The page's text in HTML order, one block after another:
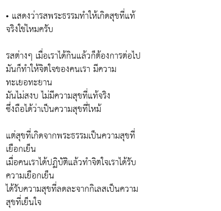
• แสดงว่ารสพระธรรมทำให้เกิดสุขที่แท้
จริงใช่ไหมครับ
รสต่างๆ เมื่อเราได้กินแล้วก็ต้องการต่อไป
มันก็ทำให้จิตใจของคนเรา มีความ
ทะเยอทะยาน
มันไม่สงบ ไม่มีความสุขที่แท้จริง
ซึ่งถือได้ว่าเป็นความสุขที่ไหม้
แต่สุขที่เกิดจากพระธรรมเป็นความสุขที่
เยือกเย็น
เมื่อคนเราได้ปฏิบัติแล้วทำจิตใจเราได้รับ
ความเยือกเย็น
ได้รับความสุขที่ลดละจากกิเลสเป็นความ
สุขที่เย็นใจ